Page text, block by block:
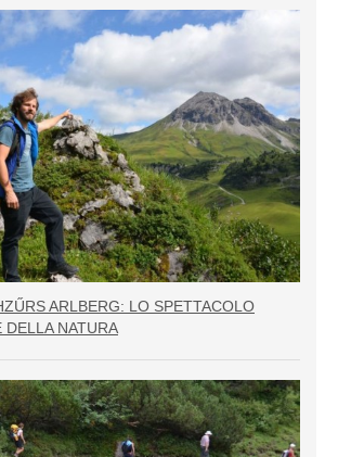
ARLBERG: LO SPETTACOLO
DELLA NATURA